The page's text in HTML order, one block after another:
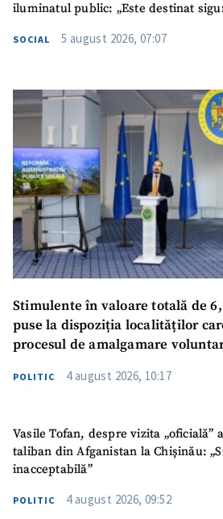
iluminatul public: „Este destinat
SOCIAL 5 august 2026, 07:07
Stimulente în valoare totală de
puse la dispoziția localităților
procesul de amalgamare
POLITIC 4 august 2026, 10:17
Vasile Tofan, despre vizita „oficială”
taliban din Afganistan la Chișinău:
inacceptabilă”
POLITIC 4 august 2026, 09:52